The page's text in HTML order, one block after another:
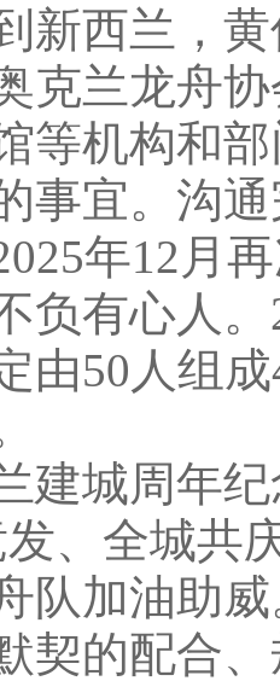
西兰，黄
克兰龙舟
等机构和
事宜。沟
年12月
有心人。
由50人组
城周年纪
、全城共
队加油助
契的配合